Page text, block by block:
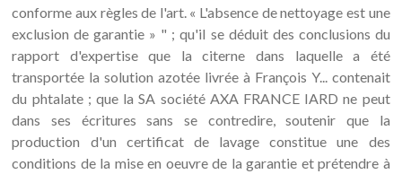
conforme aux règles de l'art. « L'absence de nettoyage est une
exclusion de garantie » " ; qu'il se déduit des conclusions du
rapport d'expertise que la citerne dans laquelle a été
transportée la solution azotée livrée à François Y... contenait
du phtalate ; que la SA société AXA FRANCE IARD ne peut
dans ses écritures sans se contredire, soutenir que la
production d'un certificat de lavage constitue une des
conditions de la mise en oeuvre de la garantie et prétendre à